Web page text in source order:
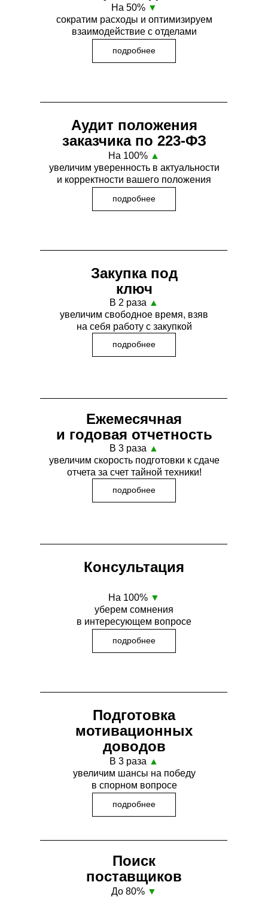
Закупка под
ключ
В 2 раза ▲
увеличим свободное время, взяв
на себя работу с закупкой
подробнее
Аудит положения
заказчика по 223-ФЗ
На 100% ▲
увеличим уверенность в актуальности
и корректности вашего положения
подробнее
На 50% ▼
сократим расходы и оптимизируем
взаимодействие с отделами
подробнее
Подготовка
мотивационных
доводов
В 3 раза ▲
увеличим шансы на победу
в спорном вопросе
подробнее
Консультация
На 100% ▼
уберем сомнения
в интересующем вопросе
подробнее
Ежемесячная
и годовая отчетность
В 3 раза ▲
увеличим скорость подготовки к сдаче
отчета за счет тайной техники!
подробнее
Поиск
поставщиков
До 80% ▼